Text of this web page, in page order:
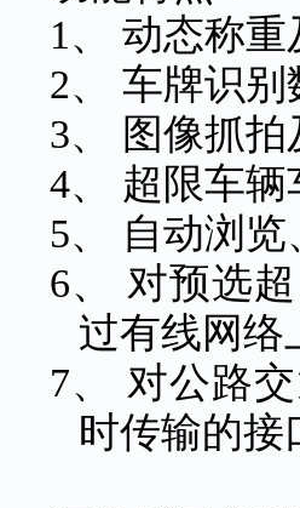
1、
动态称重
2、
车牌识别
3、
图像抓
4、
超限车
5、
自动浏
6、
对预选
过有线网络
7、
对公路
时传输的接